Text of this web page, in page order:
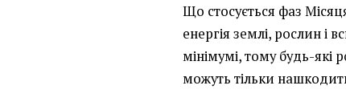
Що стосується фаз
енергія землі, рослин і
мінімумі, тому будь-які
можуть тільки